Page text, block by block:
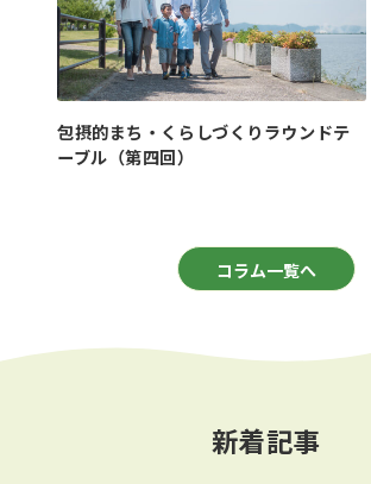
包摂的まち・くらしづくりラウンドテ
ーブル（第四回）
コラム一覧へ
新着記事